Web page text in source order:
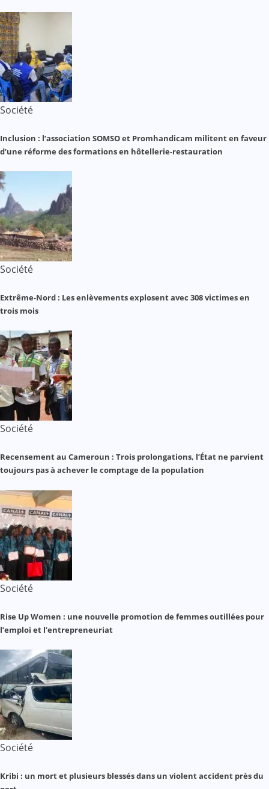
Société
Inclusion : l’association SOMSO et Promhandicam militent en faveur
d’une réforme des formations en hôtellerie-restauration
Société
Extrême-Nord : Les enlèvements explosent avec 308 victimes en
trois mois
Société
Recensement au Cameroun : Trois prolongations, l’État ne parvient
toujours pas à achever le comptage de la population
Société
Rise Up Women : une nouvelle promotion de femmes outillées pour
l’emploi et l’entrepreneuriat
Société
Kribi : un mort et plusieurs blessés dans un violent accident près du